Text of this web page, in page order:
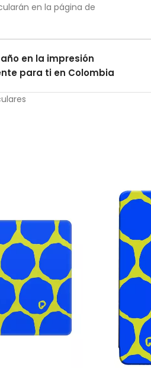
en la página de
en la impresión
para ti en Colombia